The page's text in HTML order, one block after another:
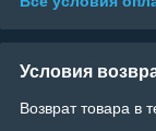
Условия
Возврат товара в